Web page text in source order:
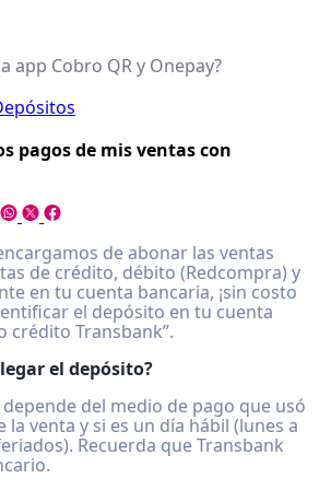
app Cobro QR y Onepay?
pagos de mis ventas con
de abonar las ventas
de crédito, débito (Redcompra) y
en tu cuenta bancaria, ¡sin costo
el depósito en tu cuenta
crédito Transbank”.
el depósito?
del medio de pago que usó
venta y si es un día hábil (lunes a
Recuerda que Transbank